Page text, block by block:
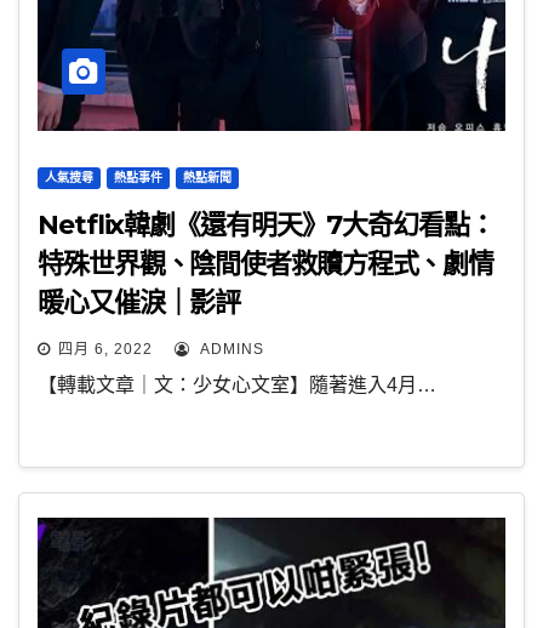
人氣搜尋 熱點事件 熱點新聞
Netflix韓劇《還有明天》7大奇幻看點：
特殊世界觀、陰間使者救贖方程式、劇情
暖心又催淚｜影評
四月 6, 2022 ADMINS
【轉載文章｜文：少女心文室】隨著進入4月…